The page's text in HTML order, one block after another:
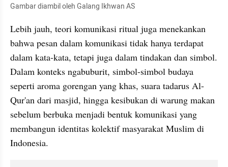
Gambar diambil oleh Galang Ikhwan AS
Lebih jauh, teori komunikasi ritual juga menekankan
bahwa pesan dalam komunikasi tidak hanya terdapat
dalam kata-kata, tetapi juga dalam tindakan dan simbol.
Dalam konteks ngabuburit, simbol-simbol budaya
seperti aroma gorengan yang khas, suara tadarus Al-
Qur'an dari masjid, hingga kesibukan di warung makan
sebelum berbuka menjadi bentuk komunikasi yang
membangun identitas kolektif masyarakat Muslim di
Indonesia.